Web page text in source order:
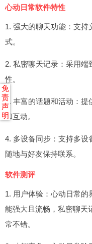
心动日常软件特性
1. 强大的聊天功能：支
式。
2. 私密聊天记录：采用
性。
3. 丰富的话题和活动：提
和互动。
4. 多设备同步：支持多设
随地与好友保持联系。
软件测评
1. 用户体验：心动日常
能强大且流畅，私密聊天
常不错。
免
责
声
明